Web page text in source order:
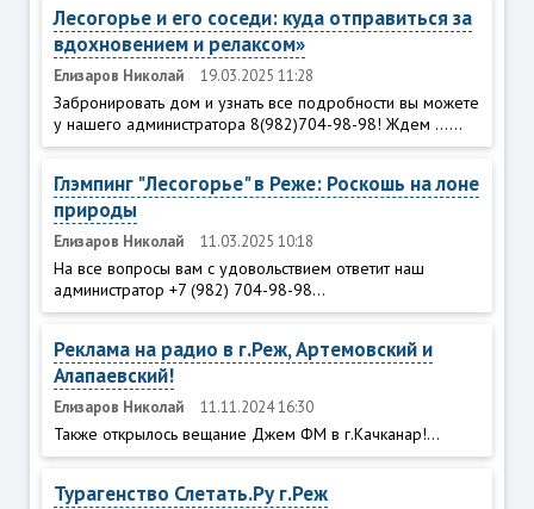
Лесогорье и его соседи: куда отправиться за
вдохновением и релаксом»
Елизаров Николай 19.03.2025 11:28
Забронировать дом и узнать все подробности вы можете
у нашего администратора 8(982)704-98-98! Ждем ......
Глэмпинг "Лесогорье" в Реже: Роскошь на лоне
природы
Елизаров Николай 11.03.2025 10:18
На все вопросы вам с удовольствием ответит наш
администратор +7 (982) 704-98-98...
Реклама на радио в г.Реж, Артемовский и
Алапаевский!
Елизаров Николай 11.11.2024 16:30
Также открылось вещание Джем ФМ в г.Качканар!...
Турагенство Слетать.Ру г.Реж